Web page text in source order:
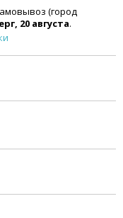
(город
20 августа.